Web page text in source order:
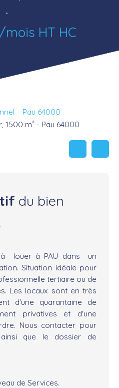
.
HT HC
Pau 64000
1500 m² - Pau 64000
du bien
à louer à PAU dans un
Situation idéale pour
tertiaire ou de
Les locaux sont en très
d'une quarantaine de
privatives et d'une
Nous contacter pour
que le dossier de
de Services.